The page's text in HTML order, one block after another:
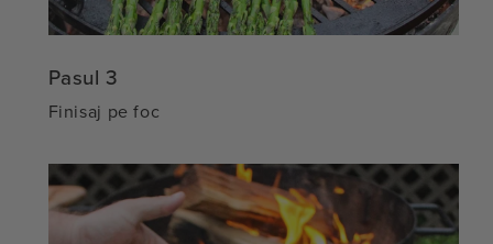
Pasul 3
Finisaj pe foc